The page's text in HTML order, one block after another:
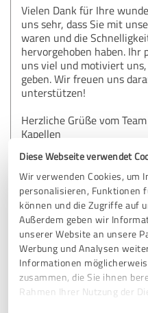
Diese Webseite verwendet
Wir verwenden Cookies, um
personalisieren, Funktionen
können und die Zugriffe auf
Außerdem geben wir
unserer Website an unsere
Werbung und Analysen
Informationen
zusammen, die Sie ihnen
Rahmen Ihrer Nutzung der
Vielen Dank für Ihre
uns sehr, dass Sie mit
waren und die
hervorgehoben haben. Ihr
uns viel und motiviert
geben. Wir freuen uns
unterstützen!
Herzliche Grüße vom
Kapellen
5,00 von 5
SEHR GUT
Herr Schulz ist sehr
hat für unsere Familie die
gefunden. Weitere